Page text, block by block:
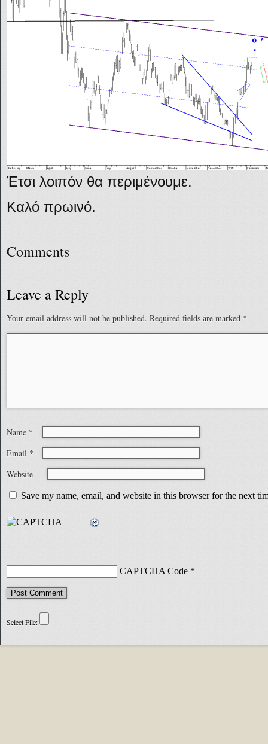
Έτσι λοιπόν θα περιμένουμε.
Καλό πρωινό.
Comments
Leave a Reply
Your email address will not be published. Required fields are marked *
Name *
Email *
Website
Save my name, email, and website in this browser for the next
CAPTCHA Code *